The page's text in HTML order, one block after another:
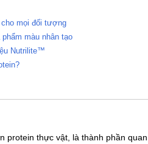
mọi đối tượng
màu nhân tạo
Nutrilite™
protein thực vật, là thành phần